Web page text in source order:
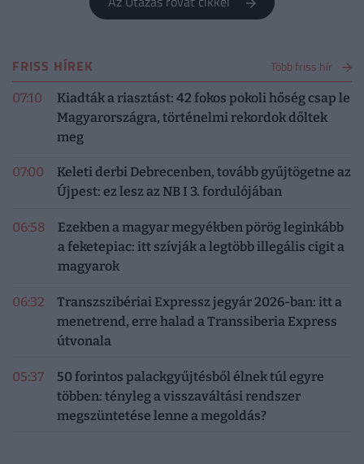
FRISS HÍREK Több friss hír
07:10
Kiadták a riasztást: 42 fokos pokoli hőség csap le
Magyarországra, történelmi rekordok dőltek
meg
07:00
Keleti derbi Debrecenben, tovább gyűjtögetne az
Újpest: ez lesz az NB I 3. fordulójában
06:58
Ezekben a magyar megyékben pörög leginkább
a feketepiac: itt szívják a legtöbb illegális cigit a
magyarok
06:32
Transzszibériai Expressz jegyár 2026-ban: itt a
menetrend, erre halad a Transsiberia Express
útvonala
05:37
50 forintos palackgyűjtésből élnek túl egyre
többen: tényleg a visszaváltási rendszer
megszüntetése lenne a megoldás?